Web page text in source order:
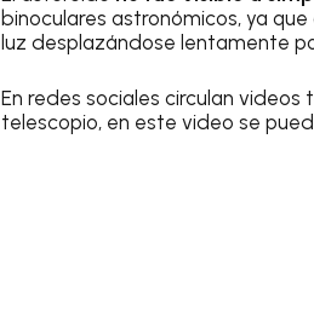
binoculares astronómicos, ya
luz desplazándose lentamente
En redes sociales circulan
telescopio, en este video se